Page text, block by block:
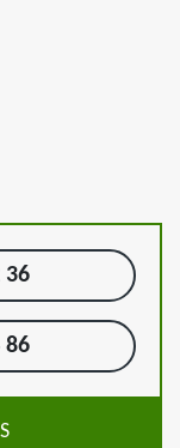
36
86